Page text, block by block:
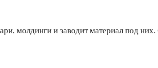
молдинги и заводит материал под